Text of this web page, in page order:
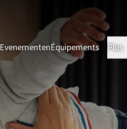
EvenementenÉquipements Plus